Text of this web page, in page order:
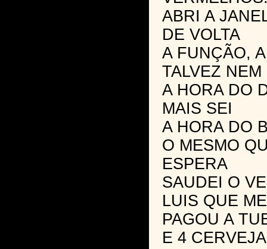
ABRI A
DE VOLTA
A FUNÇÃO,
TALVEZ NEM
A HORA DO
MAIS SEI
A HORA DO
O MESMO
ESPERA
SAUDEI O
LUIS QUE ME
PAGOU A
E 4